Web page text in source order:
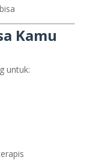
Kamu
untuk: